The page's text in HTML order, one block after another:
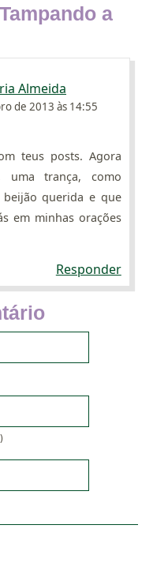
a
Almeida
de 2013 às 14:55
teus posts. Agora
trança, como
beijão querida e que
em minhas orações
Responder